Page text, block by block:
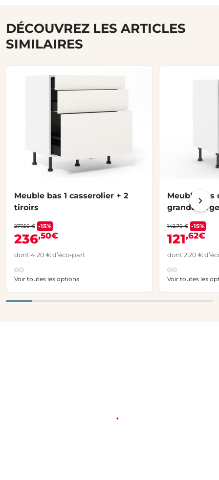
DÉCOUVREZ LES ARTICLES
SIMILAIRES
Meuble bas 1 casserolier + 2
tiroirs
277,50 € -15%
236,50€
dont 4,20 € d’éco-part
Voir toutes les options
Meuble bas
grande
tablette, 1
142,70 € -15%
121,62€
dont 2,20 €
Voir toutes les